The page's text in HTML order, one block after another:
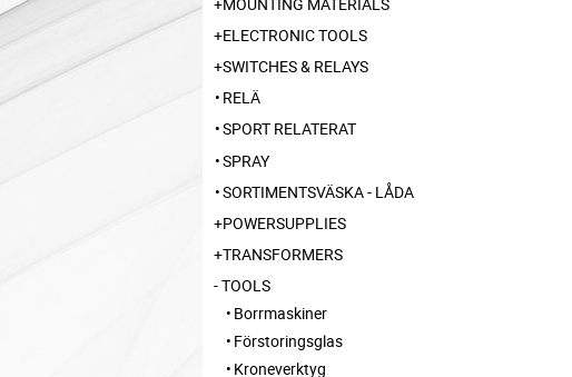
ELECTRONIC TOOLS
SWITCHES & RELAYS
RELÄ
SPORT RELATERAT
SPRAY
SORTIMENTSVÄSKA - LÅDA
POWERSUPPLIES
TRANSFORMERS
TOOLS
Borrmaskiner
Förstoringsglas
Kroneverktyg